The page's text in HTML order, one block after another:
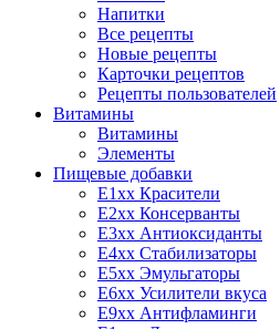
Напитки
Все рецепты
Новые рецепты
Карточки рецептов
Рецепты пользователей
Витамины
Витамины
Элементы
Пищевые добавки
E1xx Красители
E2xx Консерванты
E3xx Антиоксиданты
E4xx Стабилизаторы
E5xx Эмульгаторы
E6xx Усилители вкуса
E9xx Антифламинги